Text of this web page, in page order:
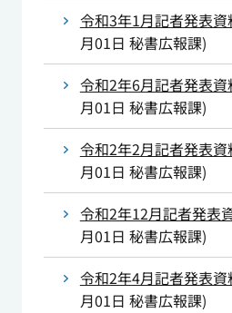
令和3年1月記者発表資
月01日 秘書広報課)
令和2年6月記者発表資
月01日 秘書広報課)
令和2年2月記者発表資
月01日 秘書広報課)
令和2年12月記者発表
月01日 秘書広報課)
令和2年4月記者発表資
月01日 秘書広報課)